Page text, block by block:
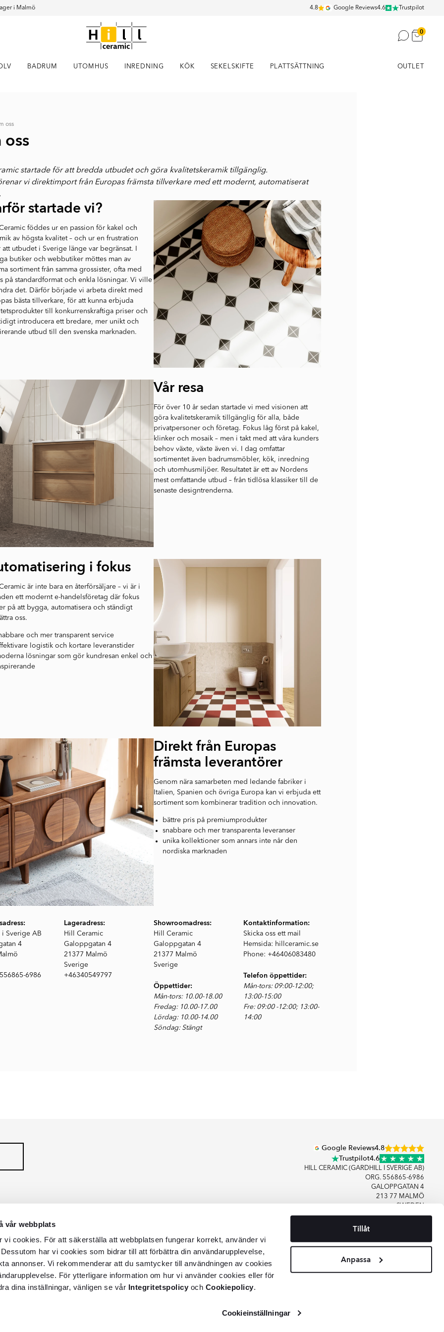
vår webbplats
vi cookies. För att säkerställa att webbplatsen fungerar korrekt, använder vi
har vi cookies som bidrar till att förbättra din användarupplevelse,
annonser. Vi rekommenderar att du samtycker till användningen av cookies
För ytterligare information om hur vi använder cookies eller för
dina inställningar, vänligen se vår Integritetspolicy och Cookiepolicy.
Cookieinställningar
Tillåt
Anpassa
i Malmö 4.8 Google Reviews4.6 Trustpilot
0
BADRUM UTOMHUS INREDNING KÖK SEKELSKIFTE PLATTSÄTTNING OUTLET
oss
startade för att bredda utbudet och göra kvalitetskeramik tillgänglig.
vi direktimport från Europas främsta tillverkare med ett modernt, automatiserat
startade vi?
föddes ur en passion för kakel och
av högsta kvalitet – och ur en frustration
att utbudet i Sverige länge var begränsat. I
butiker och webbutiker möttes man av
sortiment från samma grossister, ofta med
på standardformat och enkla lösningar. Vi ville
det. Därför började vi arbeta direkt med
bästa tillverkare, för att kunna erbjuda
till konkurrenskraftiga priser och
introducera ett bredare, mer unikt och
utbud till den svenska marknaden.
Vår resa
För över 10 år sedan startade vi med visionen att
göra kvalitetskeramik tillgänglig för alla, både
privatpersoner och företag. Fokus låg först på kakel,
klinker och mosaik – men i takt med att våra kunders
behov växte, växte även vi. I dag omfattar
sortimentet även badrumsmöbler, kök, inredning
och utomhusmiljöer. Resultatet är ett av Nordens
mest omfattande utbud – från tidlösa klassiker till de
senaste designtrenderna.
i fokus
är inte bara en återförsäljare – vi är i
ett modernt e-handelsföretag där fokus
på att bygga, automatisera och ständigt
oss.
och mer transparent service
logistik och kortare leveranstider
lösningar som gör kundresan enkel och
Direkt från Europas
främsta leverantörer
Genom nära samarbeten med ledande fabriker i
Italien, Spanien och övriga Europa kan vi erbjuda ett
sortiment som kombinerar tradition och innovation.
bättre pris på premiumprodukter
snabbare och mer transparenta leveranser
unika kollektioner som annars inte når den
nordiska marknaden
Sverige AB
4
6986
Lageradress:
Hill Ceramic
Galoppgatan 4
21377 Malmö
Sverige
+46340549797
Showroomadress:
Hill Ceramic
Galoppgatan 4
21377 Malmö
Sverige
Öppettider:
Mån-tors: 10.00-18.00
Fredag: 10.00-17.00
Lördag: 10.00-14.00
Söndag: Stängt
Kontaktinformation:
Skicka oss ett mail
Hemsida: hillceramic.se
Phone: +46406083480
Telefon öppettider:
Mån-tors: 09:00-12:00;
13:00-15:00
Fre: 09:00 -12:00; 13:00-
14:00
Google Reviews4.8
Trustpilot4.6
HILL CERAMIC (GARDHILL I SVERIGE AB)
ORG. 556865-6986
GALOPPGATAN 4
213 77 MALMÖ
SWEDEN
KONTAKTA OSS